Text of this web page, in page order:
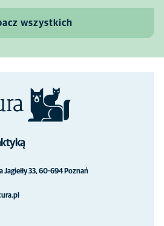
wszystkich
Jagiełły 33, 60-694 Poznań